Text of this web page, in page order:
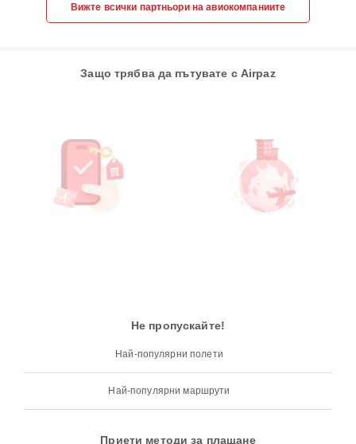
Вижте всички партньори на авиокомпаниите
Защо трябва да пътувате с Airpaz
Не пропускайте!
Най-популярни полети
Най-популярни маршрути
Приети методи за плащане